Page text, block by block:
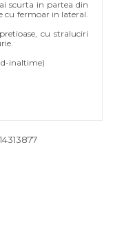
scurta in partea din
cu fermoar in lateral.
cu straluciri
inaltime)